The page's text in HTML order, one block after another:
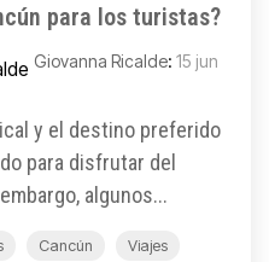
para los turistas?
Giovanna Ricalde: 15 jun
y el destino preferido
para disfrutar del
algunos...
Cancún Viajes